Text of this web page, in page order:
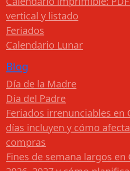
vertical y listado
Feriados
Calendario Lunar
Blog
Día de la Madre
Día del Padre
Feriados irrenunciables en
días incluyen y cómo
compras
Fines de semana largos en